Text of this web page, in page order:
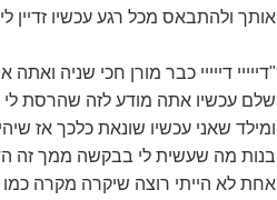
אותך ולהתבאס מכל רגע עכשיו זדיין
"דייייי דייייי כבר מורן חכי שניה
שלם עכשיו אתה מודע לזה שהרסת
ומילד שאני עכשיו שונאת כלכך אז
בנות מה שעשית לי בבקשה ממך זה
אחת לא הייתי רוצה שיקרה מקרה